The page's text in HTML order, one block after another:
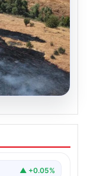
▲ +0.05%